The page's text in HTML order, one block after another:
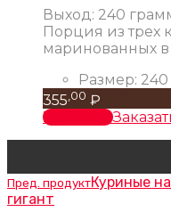
Выход: 240
Порция из трех
маринованных
Размер: 240
355 ,00 ₽
В корзину
Пред. продуктКуриные
гигант